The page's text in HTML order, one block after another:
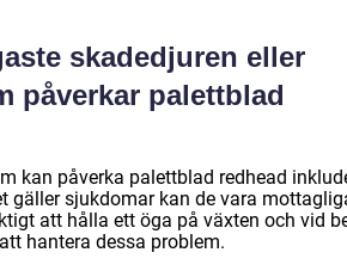
skadedjuren eller
påverkar palettblad
kan påverka palettblad redhead
gäller sjukdomar kan de vara
att hålla ett öga på växten och vid
hantera dessa problem.